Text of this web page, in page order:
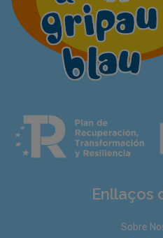
Enllaços
Sobre